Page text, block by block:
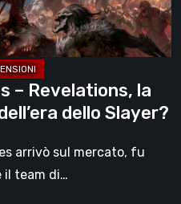
– Revelations, la
dello Slayer?
arrivò sul mercato, fu
il team di…